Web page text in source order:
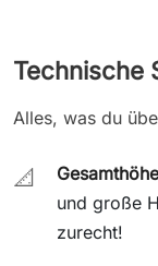
Technische
Alles, was du
📐 Gesamthöhe
und große
zurecht!